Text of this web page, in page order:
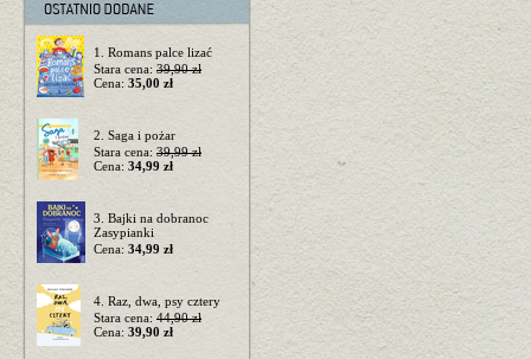
1. Romans palce lizać
Stara cena: 39,90 zł
Cena: 35,00 zł
2. Saga i pożar
Stara cena: 39,99 zł
Cena: 34,99 zł
3. Bajki na dobranoc
Zasypianki
Cena: 34,99 zł
4. Raz, dwa, psy cztery
Stara cena: 44,90 zł
Cena: 39,90 zł